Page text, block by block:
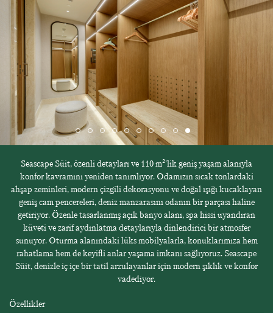
Seascape Süit, özenli detayları ve 110 m²'lik geniş yaşam alanıyla
konfor kavramını yeniden tanımlıyor. Odamızın sıcak tonlardaki
ahşap zeminleri, modern çizgili dekorasyonu ve doğal ışığı kucaklayan
geniş cam pencereleri, deniz manzarasını odanın bir parçası haline
getiriyor. Özenle tasarlanmış açık banyo alanı, spa hissi uyandıran
küveti ve zarif aydınlatma detaylarıyla dinlendirici bir atmosfer
sunuyor. Oturma alanındaki lüks mobilyalarla, konuklarımıza hem
rahatlama hem de keyifli anlar yaşama imkanı sağlıyoruz. Seascape
Süit, denizle iç içe bir tatil arzulayanlar için modern şıklık ve konfor
vadediyor.
Özellikler